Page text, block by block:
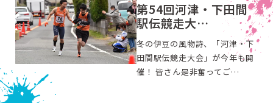
第54回河津・下田間
駅伝競走大…
冬の伊豆の風物詩、「河津・下
田間駅伝競走大会」が今年も開
催！ 皆さん是非奮ってご…